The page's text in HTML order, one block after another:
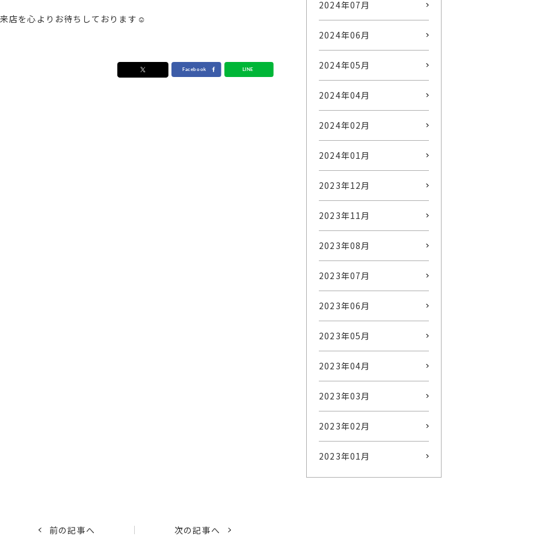
店を心よりお待ちしております☺
2024年07月
2024年06月
2024年05月
2024年04月
2024年02月
2024年01月
2023年12月
2023年11月
2023年08月
2023年07月
2023年06月
2023年05月
2023年04月
2023年03月
2023年02月
2023年01月
前の記事へ 次の記事へ